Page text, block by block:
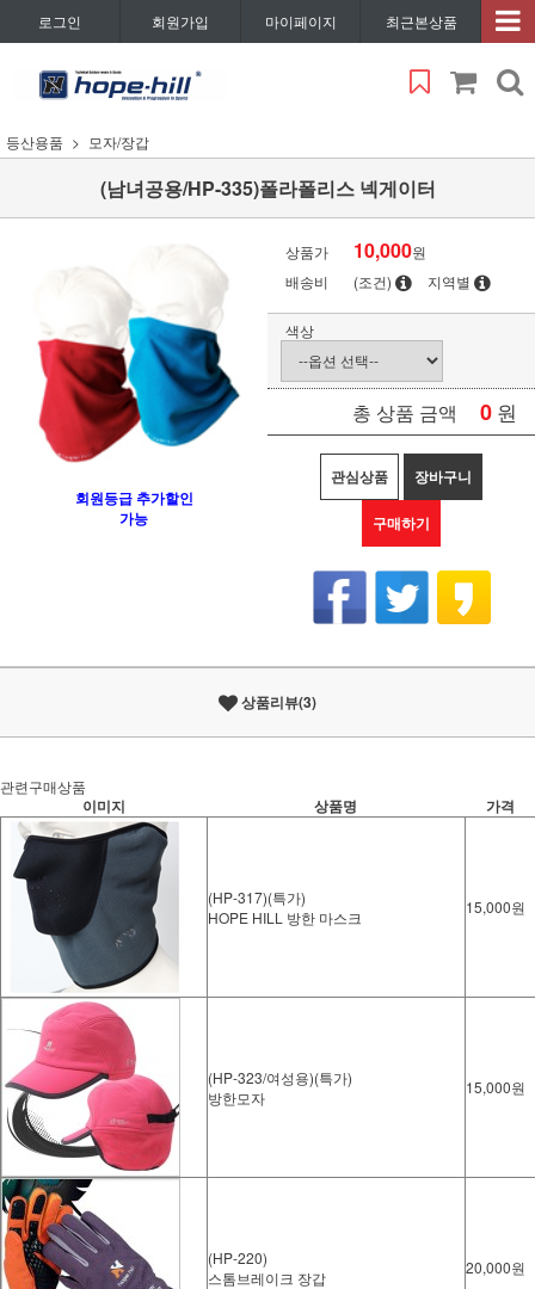
로그인 회원가입 마이페이지 최근본상품
등산용품 모자/장갑
(남녀공용/HP-335)폴라폴리스 넥게이터
회원등급 추가할인
가능
상품가 10,000원
배송비
(조건) 지역별
색상
총 상품 금액 0 원
관심상품 장바구니
구매하기
상품리뷰(3)
관련구매상품
이미지 상품명 가격
(HP-317)(특가)
HOPE HILL 방한 마스크
15,000원
(HP-323/여성용)(특가)
방한모자
15,000원
(HP-220)
스톰브레이크 장갑
20,000원